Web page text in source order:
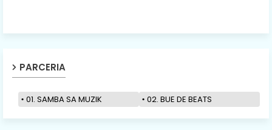
PARCERIA
01. SAMBA SA MUZIK 02. BUE DE BEATS